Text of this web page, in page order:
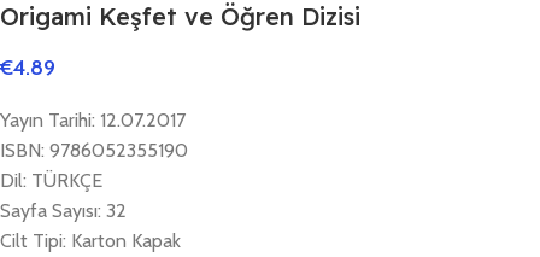
Origami Keşfet ve Öğren Dizisi
€4.89
Yayın Tarihi: 12.07.2017
ISBN: 9786052355190
Dil: TÜRKÇE
Sayfa Sayısı: 32
Cilt Tipi: Karton Kapak